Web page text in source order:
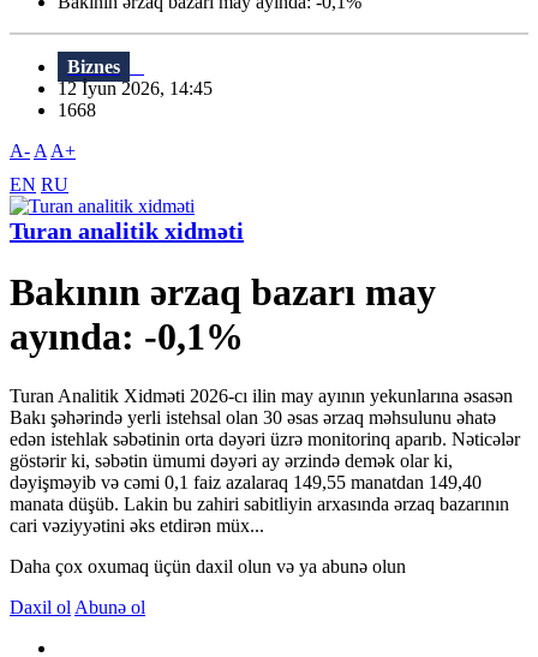
Biznes
12 İyun 2026, 14:45
1668
A- A A+
EN RU
Turan analitik xidməti
Bakının ərzaq bazarı may
ayında: -0,1%
Turan Analitik Xidməti 2026-cı ilin may ayının yekunlarına əsasən
Bakı şəhərində yerli istehsal olan 30 əsas ərzaq məhsulunu əhatə
edən istehlak səbətinin orta dəyəri üzrə monitorinq aparıb. Nəticələr
göstərir ki, səbətin ümumi dəyəri ay ərzində demək olar ki,
dəyişməyib və cəmi 0,1 faiz azalaraq 149,55 manatdan 149,40
manata düşüb. Lakin bu zahiri sabitliyin arxasında ərzaq bazarının
cari vəziyyətini əks etdirən müx...
Daha çox oxumaq üçün daxil olun və ya abunə olun
Daxil ol Abunə ol